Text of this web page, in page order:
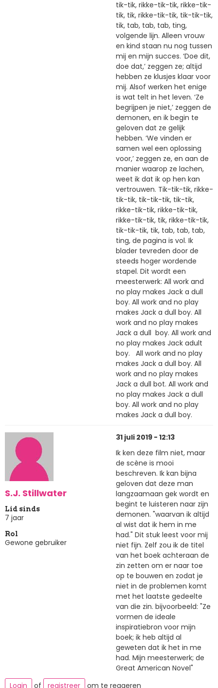
tik-tik, rikke-tik-tik, rikke-tik-
tik, tik, rikke-tik-tik, tik-tik-tik,
tik, tab, tab, tab, ting,
volgende lijn. Alleen vrouw
en kind staan nu nog tussen
mij en mijn succes. ‘Doe dit,
doe dat,’ zeggen ze; altijd
hebben ze klusjes klaar voor
mij. Alsof werken het enige
is wat telt in het leven. ‘Ze
begrijpen je niet,’ zeggen de
demonen, en ik begin te
geloven dat ze gelijk
hebben. ‘We vinden er
samen wel een oplossing
voor,’ zeggen ze, en aan de
manier waarop ze lachen,
weet ik dat ik op hen kan
vertrouwen. Tik-tik-tik, rikke-
tik-tik, tik-tik-tik, tik-tik,
rikke-tik-tik, rikke-tik-tik,
rikke-tik-tik, tik, rikke-tik-tik,
tik-tik-tik, tik, tab, tab, tab,
ting, de pagina is vol. Ik
blader tevreden door de
steeds hoger wordende
stapel. Dit wordt een
meesterwerk: All work and
no play makes Jack a dull
boy. All work and no play
makes Jack a dull boy. All
work and no play makes
Jack a dull boy. All work and
no play makes Jack adult
boy. All work and no play
makes Jack a dull boy. All
work and no play makes
Jack a dull bot. All work and
no play makes Jack a dull
boy. All work and no play
makes Jack a dull boy.
S.J. Stillwater
Lid sinds
7 jaar
Rol
Gewone gebruiker
31 juli 2019 - 12:13
Ik ken deze film niet, maar
de scène is mooi
beschreven. Ik kan bijna
geloven dat deze man
langzaamaan gek wordt en
begint te luisteren naar zijn
demonen. "waarvan ik altijd
al wist dat ik hem in me
had." Dit stuk leest voor mij
niet fijn. Zelf zou ik de titel
van het boek achteraan de
zin zetten om er naar toe
op te bouwen en zodat je
niet in de problemen komt
met het laatste gedeelte
van die zin. bijvoorbeeld: "Ze
vormen de ideale
inspiratiebron voor mijn
boek; ik heb altijd al
geweten dat ik het in me
had. Mijn meesterwerk; de
Great American Novel"
Login
of registreer om te reageren